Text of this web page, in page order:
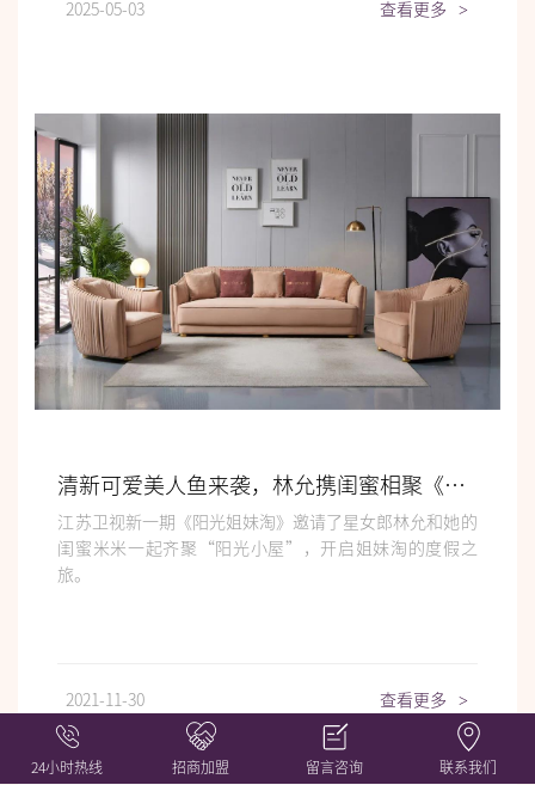
2025-05-03 查看更多 >
清新可爱美人鱼来袭，林允携闺蜜相聚《阳光姐妹淘》
江苏卫视新一期《阳光姐妹淘》邀请了星女郎林允和她的
闺蜜米米一起齐聚“阳光小屋”，开启姐妹淘的度假之
旅。
2021-11-30 查看更多 >
24小时热线 招商加盟 留言咨询 联系我们